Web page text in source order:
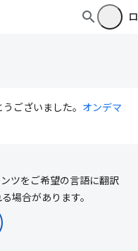
ございました。 オンデマ
ツをご希望の言語に翻訳
場合があります。